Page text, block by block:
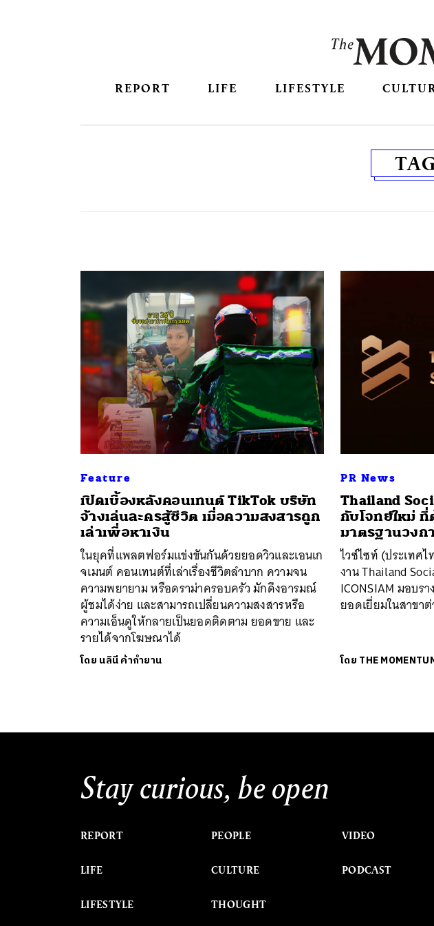
REPORT LIFE LIFESTYLE
Feature
เปิดเบื้องหลังคอนเทนต์ TikTok บริษัท
จ้างเล่นละครสู้ชีวิต เมื่อความสงสารถูก
เล่าเพื่อหาเงิน
ในยุคที่แพลตฟอร์มแข่งขันกันด้วยยอดวิวและเอนเก
จเมนต์ คอนเทนต์ที่เล่าเรื่องชีวิตลำบาก ความจน
ความพยายาม หรือดราม่าครอบครัว มักดึงอารมณ์
ผู้ชมได้ง่าย และสามารถเปลี่ยนความสงสารหรือ
ความเอ็นดูให้กลายเป็นยอดติดตาม ยอดขาย และ
รายได้จากโฆษณาได้
โดย นลินี ค้ากำยาน
PR News
Thailand
กับโจทย์ใหม่
มาตรฐานวงก
ไวซ์ไซท์ (ประเทศ
งาน Thailand
ICONSIAM มอบร
ยอดเยี่ยมในสาขา
โดย THE
Stay curious, be open
REPORT
LIFE
LIFESTYLE
PEOPLE
CULTURE
THOUGHT
VIDEO
PODCAST
SHARE